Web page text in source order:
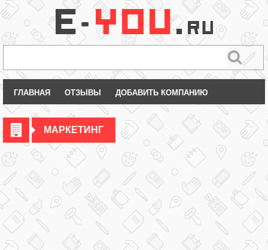
ГЛАВНАЯ ОТЗЫВЫ ДОБАВИТЬ КОМПАНИЮ
МАРКЕТИНГ